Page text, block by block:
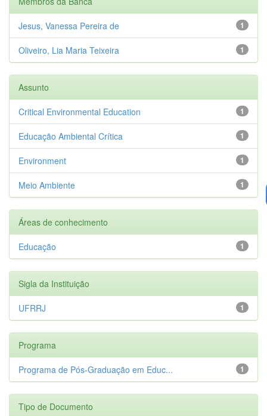
1
Jesus, Vanessa Pereira de
1
Oliveiro, Lia Maria Teixeira
Assunto
1
Critical Environmental Education
1
Educação Ambiental Crítica
1
Environment
1
Meio Ambiente
Áreas de conhecimento
1
Educação
Sigla da Instituição
1
UFRRJ
Programa
1
Programa de Pós-Graduação em Educ...
Tipo de Documento